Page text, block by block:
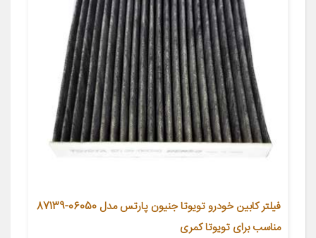
فیلتر کابین خودرو تویوتا جنیون پارتس مدل 06050-87139
مناسب برای تویوتا کمری